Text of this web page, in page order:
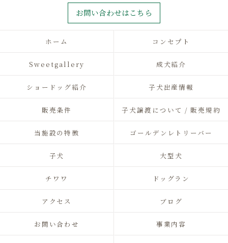
お問い合わせはこちら
ホーム コンセプト
Sweetgallery 成犬紹介
ショードッグ紹介 子犬出産情報
販売条件 子犬譲渡について / 販売規約
当施設の特徴 ゴールデンレトリーバー
子犬 大型犬
チワワ ドッグラン
アクセス ブログ
お問い合わせ 事業内容